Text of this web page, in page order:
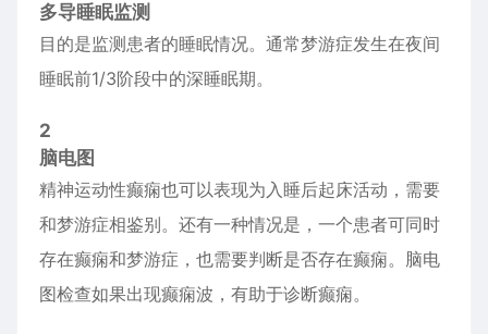
多导睡眠监测
目的是监测患者的睡眠情况。通常梦游症发生在夜间
睡眠前1/3阶段中的深睡眠期。
2
脑电图
精神运动性癫痫也可以表现为入睡后起床活动，需要
和梦游症相鉴别。还有一种情况是，一个患者可同时
存在癫痫和梦游症，也需要判断是否存在癫痫。脑电
图检查如果出现癫痫波，有助于诊断癫痫。